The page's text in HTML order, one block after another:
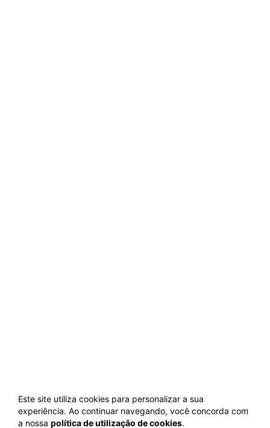
Este site utiliza cookies para personalizar a sua
experiência. Ao continuar navegando, você concorda com
a nossa política de utilização de cookies.